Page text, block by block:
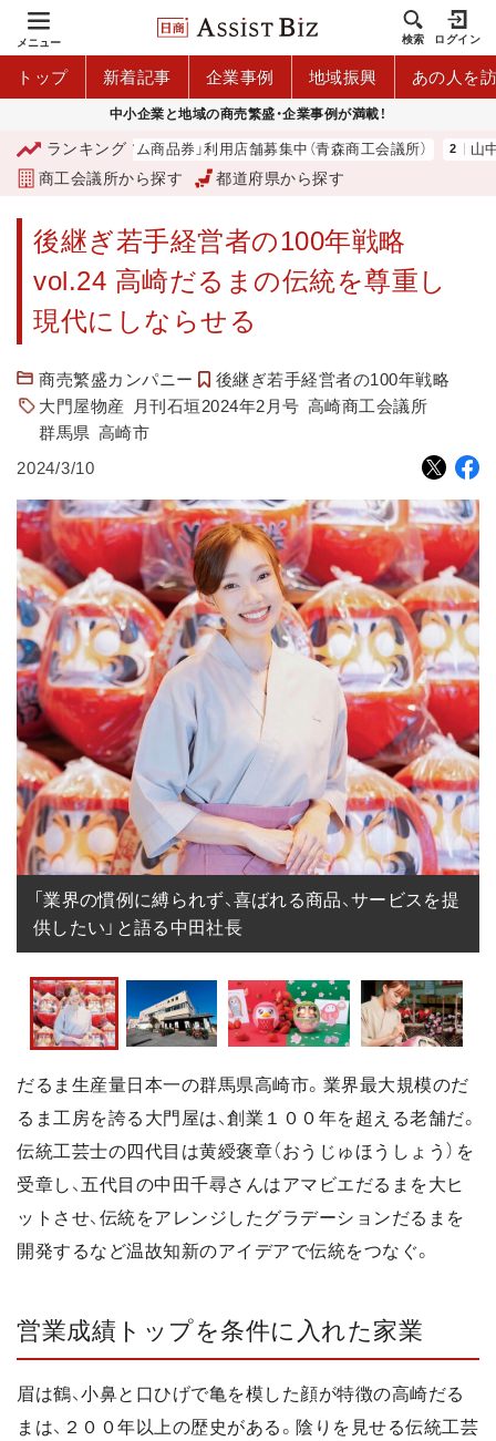
メニュー 検索 ログイン
トップ 新着記事 企業事例 地域振興 あの人を
中小企業と地域の商売繁盛・企業事例が満載！
ランキング
森市プレミアム商品券」利用店舗募集中（青森商工会議所） 山中伸弥
商工会議所から探す 都道府県から探す
後継ぎ若手経営者の100年戦略
vol.24 高崎だるまの伝統を尊重し
現代にしならせる
商売繁盛カンパニー
後継ぎ若手経営者の100年戦略
大門屋物産
月刊石垣2024年2月号 高崎商工会議所
群馬県 高崎市
2024/3/10
「業界の慣例に縛られず、喜ばれる商品、サービスを提
供したい」と語る中田社長
だるま生産量日本一の群馬県高崎市。業界最大規模のだ
るま工房を誇る大門屋は、創業１００年を超える老舗だ。
伝統工芸士の四代目は黄綬褒章（おうじゅほうしょう）を
受章し、五代目の中田千尋さんはアマビエだるまを大ヒ
ットさせ、伝統をアレンジしたグラデーションだるまを
開発するなど温故知新のアイデアで伝統をつなぐ。
営業成績トップを条件に入れた家業
眉は鶴、小鼻と口ひげで亀を模した顔が特徴の高崎だる
まは、２００年以上の歴史がある。陰りを見せる伝統工芸